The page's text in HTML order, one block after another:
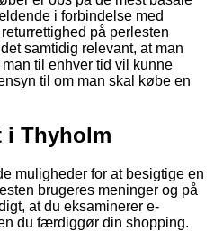
i forbindelse med
på perlesten
samtidig relevant, at man
til enhver tid vil kunne
til om man skal købe en
i Thyholm
muligheder for at besigtige en
brugeres meninger og på
at du eksaminerer e-
du færdiggør din shopping.